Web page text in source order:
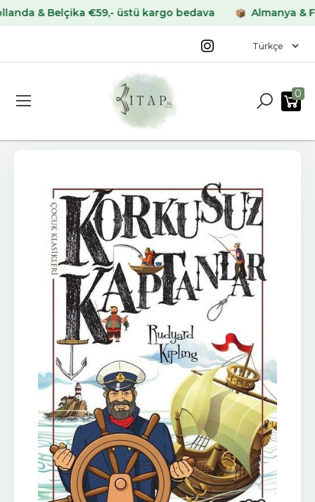
& Belçika €59,- üstü kargo bedava Almanya &
0